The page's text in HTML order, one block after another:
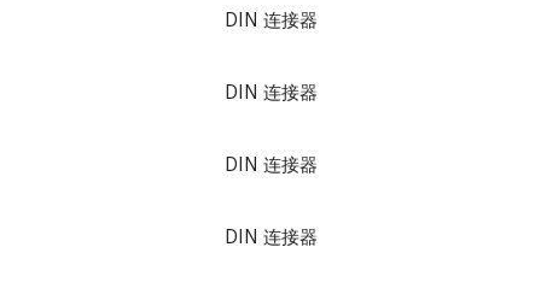
DIN 连接器
DIN 连接器
DIN 连接器
DIN 连接器